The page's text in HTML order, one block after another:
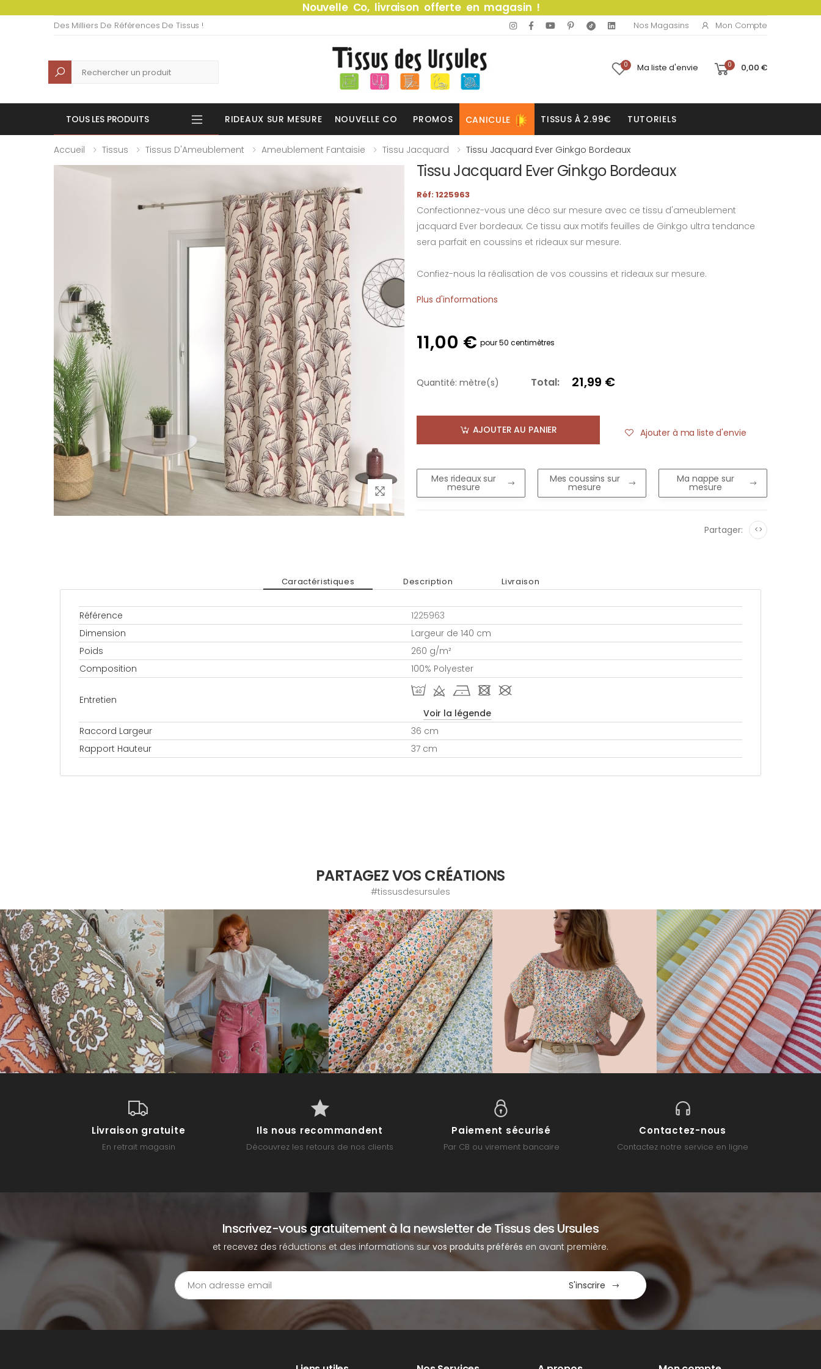
Nouvelle Co, livraison offerte en magasin !
Des Milliers De Références De Tissus ! Nos Magasins Mon Compte
Recherche 0 Ma liste d'envie 0 0,00 €
TOUS LES PRODUITS RIDEAUX SUR MESURE NOUVELLE CO PROMOS CANICULE TISSUS À 2.99€ TUTORIELS
Accueil Tissus Tissus D'Ameublement Ameublement Fantaisie Tissu Jacquard Tissu Jacquard Ever Ginkgo Bordeaux
Tissu Jacquard Ever Ginkgo Bordeaux
Réf: 1225963
Confectionnez-vous une déco sur mesure avec ce tissu d'ameublement
jacquard Ever bordeaux. Ce tissu aux motifs feuilles de Ginkgo ultra tendance
sera parfait en coussins et rideaux sur mesure.
Confiez-nous la réalisation de vos coussins et rideaux sur mesure.
Plus d'informations
11,00 € pour 50 centimètres
Quantité: mètre(s) Total: 21,99 €
AJOUTER AU PANIER Ajouter à ma liste d'envie
Mes rideaux sur
mesure
Mes coussins sur
mesure
Ma nappe sur
mesure
Partager: <>
Caractéristiques Description Livraison
Référence
1225963
Dimension
Largeur de 140 cm
Poids
260 g/m²
Composition
100% Polyester
Entretien
I d h - #
Voir la légende
Raccord Largeur
36 cm
Rapport Hauteur
37 cm
PARTAGEZ VOS CRÉATIONS
#tissusdesursules
Livraison gratuite
En retrait magasin
Ils nous recommandent
Découvrez les retours de nos clients
Paiement sécurisé
Par CB ou virement bancaire
Contactez-nous
Contactez notre service en ligne
Inscrivez-vous gratuitement à la newsletter de Tissus des Ursules
et recevez des réductions et des informations survos produits préférés en avant première.
S'inscrire